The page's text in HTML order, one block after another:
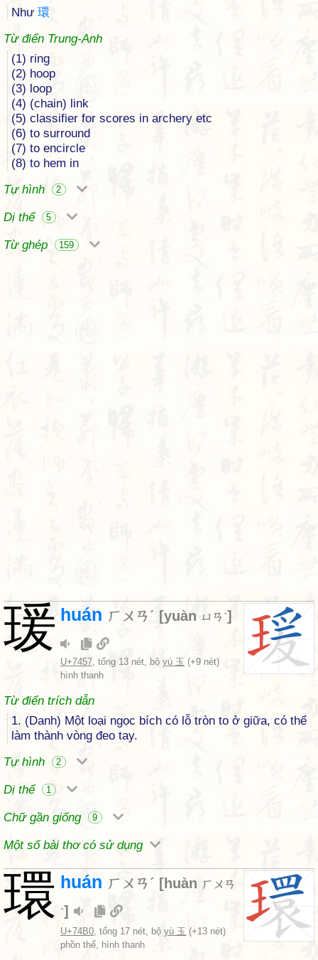
Như 環
Từ điển Trung-Anh
(1) ring
(2) hoop
(3) loop
(4) (chain) link
(5) classifier for scores in archery etc
(6) to surround
(7) to encircle
(8) to hem in
Tự hình
2
Dị thể 5
Từ ghép 159
瑗 huán ㄏㄨㄢˊ [yuàn ㄩㄢˋ]
U+7457, tổng 13 nét, bộ yù 玉 (+9 nét)
hình thanh
Từ điển trích dẫn
1. (Danh) Một loại ngọc bích có lỗ tròn to ở giữa, có thể
làm thành vòng đeo tay.
Tự hình
2
Dị thể 1
Chữ gần giống 9
Một số bài thơ có sử dụng
環 huán ㄏㄨㄢˊ [huàn ㄏㄨㄢ
ˋ]
U+74B0, tổng 17 nét, bộ yù 玉 (+13 nét)
phồn thể, hình thanh